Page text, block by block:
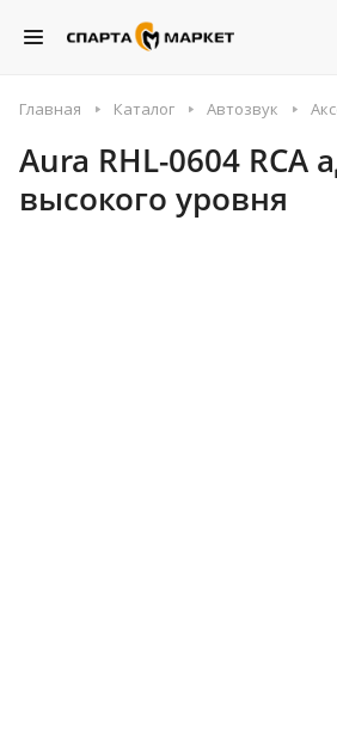
Главная Каталог Автозвук
Aura RHL-0604 RCA
высокого уровня